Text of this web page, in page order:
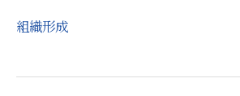
組織形成